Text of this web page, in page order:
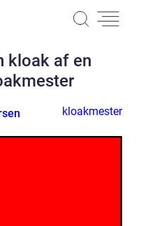
kloak af en
kloakmester